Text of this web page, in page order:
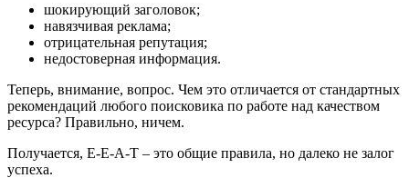
шокирующий заголовок;
навязчивая реклама;
отрицательная репутация;
недостоверная информация.
Теперь, внимание, вопрос. Чем это отличается от стандартных
рекомендаций любого поисковика по работе над качеством
ресурса? Правильно, ничем.
Получается, E-E-A-T – это общие правила, но далеко не залог
успеха.